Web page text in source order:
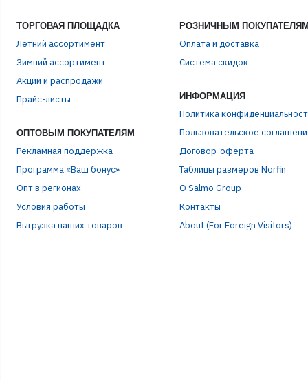
ТОРГОВАЯ ПЛОЩАДКА
Летний ассортимент
Зимний ассортимент
Акции и распродажи
Прайс-листы
ОПТОВЫМ ПОКУПАТЕЛЯМ
Рекламная поддержка
Программа «Ваш бонус»
Опт в регионах
Условия работы
Выгрузка наших товаров
РОЗНИЧНЫМ
Оплата и доставка
Система скидок
ИНФОРМАЦИЯ
Политика
Пользовательское
Договор-оферта
Таблицы размеров Norfin
О Salmo Group
Контакты
About (For Foreign Visitors)